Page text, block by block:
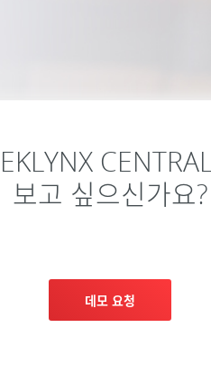
보고 싶으신가요?
데모 요청